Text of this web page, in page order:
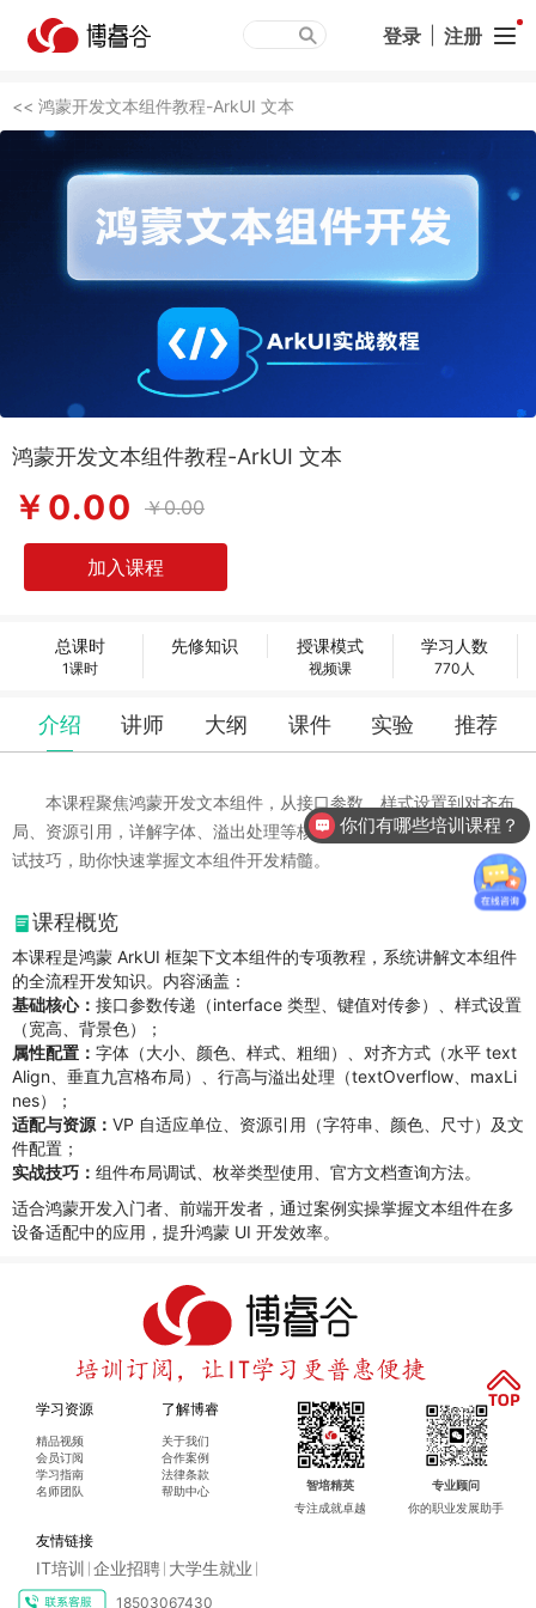
登录 注册
<< 鸿蒙开发文本组件教程-ArkUI 文本
鸿蒙开发文本组件教程-ArkUI 文本
￥0.00 ￥0.00
总课时
1课时
先修知识 授课模式
视频课
学习人数
770人
介绍 讲师 大纲 课件 实验 推荐
本课程聚焦鸿蒙开发文本组件，从接口参数、样式设置到对齐布
局、资源引用，详解字体、溢出处理等核心技能，结合实战案例与调
试技巧，助你快速掌握文本组件开发精髓。
课程概览
本课程是鸿蒙 ArkUI 框架下文本组件的专项教程，系统讲解文本组件
的全流程开发知识。内容涵盖：
基础核心： 接口参数传递（interface 类型、键值对传参）、样式设置
（宽高、背景色）；
属性配置： 字体（大小、颜色、样式、粗细）、对齐方式（水平 text
Align、垂直九宫格布局）、行高与溢出处理（textOverflow、maxLi
nes）；
适配与资源： VP 自适应单位、资源引用（字符串、颜色、尺寸）及文
件配置；
实战技巧： 组件布局调试、枚举类型使用、官方文档查询方法。
适合鸿蒙开发入门者、前端开发者，通过案例实操掌握文本组件在多
设备适配中的应用，提升鸿蒙 UI 开发效率。
学习资源
精品视频
会员订阅
学习指南
名师团队
了解博睿
关于我们
合作案例
法律条款
帮助中心
智培精英
专注成就卓越
专业顾问
你的职业发展助手
友情链接
IT培训 企业招聘 大学生就业
18503067430
你们有哪些培训课程？